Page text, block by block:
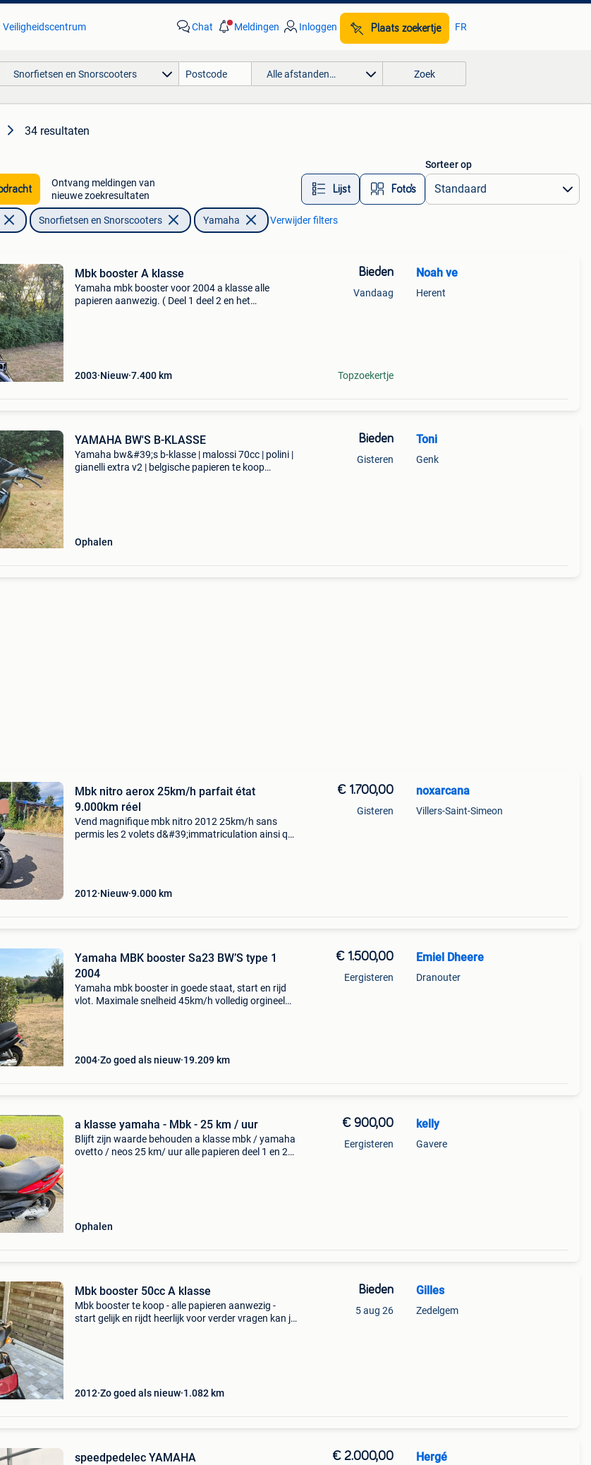
Veiligheidscentrum Chat Meldingen Inloggen Plaats zoekertje FR
Snorfietsen en Snorscooters Alle afstanden… Zoek
34 resultaten
Ontvang meldingen van
nieuwe zoekresultaten
Lijst Foto’s
Sorteer op
Snorfietsen en Snorscooters Yamaha Verwijder filters
Mbk booster A klasse
Yamaha mbk booster voor 2004 a klasse alle
papieren aanwezig. ( Deel 1 deel 2 en het
2003 Nieuw 7.400 km
Bieden
Vandaag
Topzoekertje
Noah ve
Herent
YAMAHA BW'S B-KLASSE
Yamaha bw&#39;s b-klasse | malossi 70cc | polini |
gianelli extra v2 | belgische papieren te koop
Ophalen
Bieden
Gisteren
Toni
Genk
Mbk nitro aerox 25km/h parfait état
9.000km réel
Vend magnifique mbk nitro 2012 25km/h sans
permis les 2 volets d&#39;immatriculation ainsi que
2012 Nieuw 9.000 km
€ 1.700,00
Gisteren
noxarcana
Villers-Saint-Simeon
Yamaha MBK booster Sa23 BW’S type 1
2004
Yamaha mbk booster in goede staat, start en rijd
vlot. Maximale snelheid 45km/h volledig orgineel
2004 Zo goed als nieuw 19.209 km
€ 1.500,00
Eergisteren
Emiel Dheere
Dranouter
a klasse yamaha - Mbk - 25 km / uur
Blijft zijn waarde behouden a klasse mbk / yamaha
ovetto / neos 25 km/ uur alle papieren deel 1 en 2
Ophalen
€ 900,00
Eergisteren
kelly
Gavere
Mbk booster 50cc A klasse
Mbk booster te koop - alle papieren aanwezig -
start gelijk en rijdt heerlijk voor verder vragen kan je
2012 Zo goed als nieuw 1.082 km
Bieden
5 aug 26
Gilles
Zedelgem
speedpedelec YAMAHA € 2.000,00 Hergé